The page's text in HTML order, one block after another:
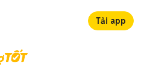
Tải app